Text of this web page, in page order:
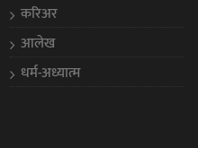
करिअर
आलेख
धर्म-अध्यात्म